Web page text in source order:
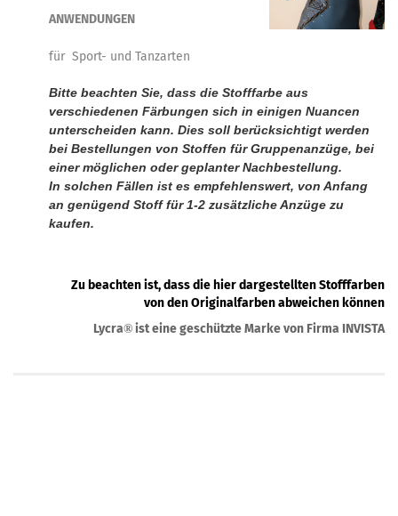
ANWENDUNGEN
für Sport- und Tanzarten
Bitte beachten Sie, dass die Stofffarbe aus
verschiedenen Färbungen sich in einigen Nuancen
unterscheiden kann. Dies soll berücksichtigt werden
bei Bestellungen von Stoffen für Gruppenanzüge, bei
einer möglichen oder geplanter Nachbestellung.
In solchen Fällen ist es empfehlenswert, von Anfang
an genügend Stoff für 1-2 zusätzliche Anzüge zu
kaufen.
Zu beachten ist, dass die hier dargestellten Stofffarben
von den Originalfarben abweichen können
Lycra® ist eine geschützte Marke von Firma INVISTA